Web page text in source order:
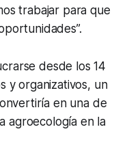
trabajar para que
desde los 14
y organizativos, un
en una de
agroecología en la